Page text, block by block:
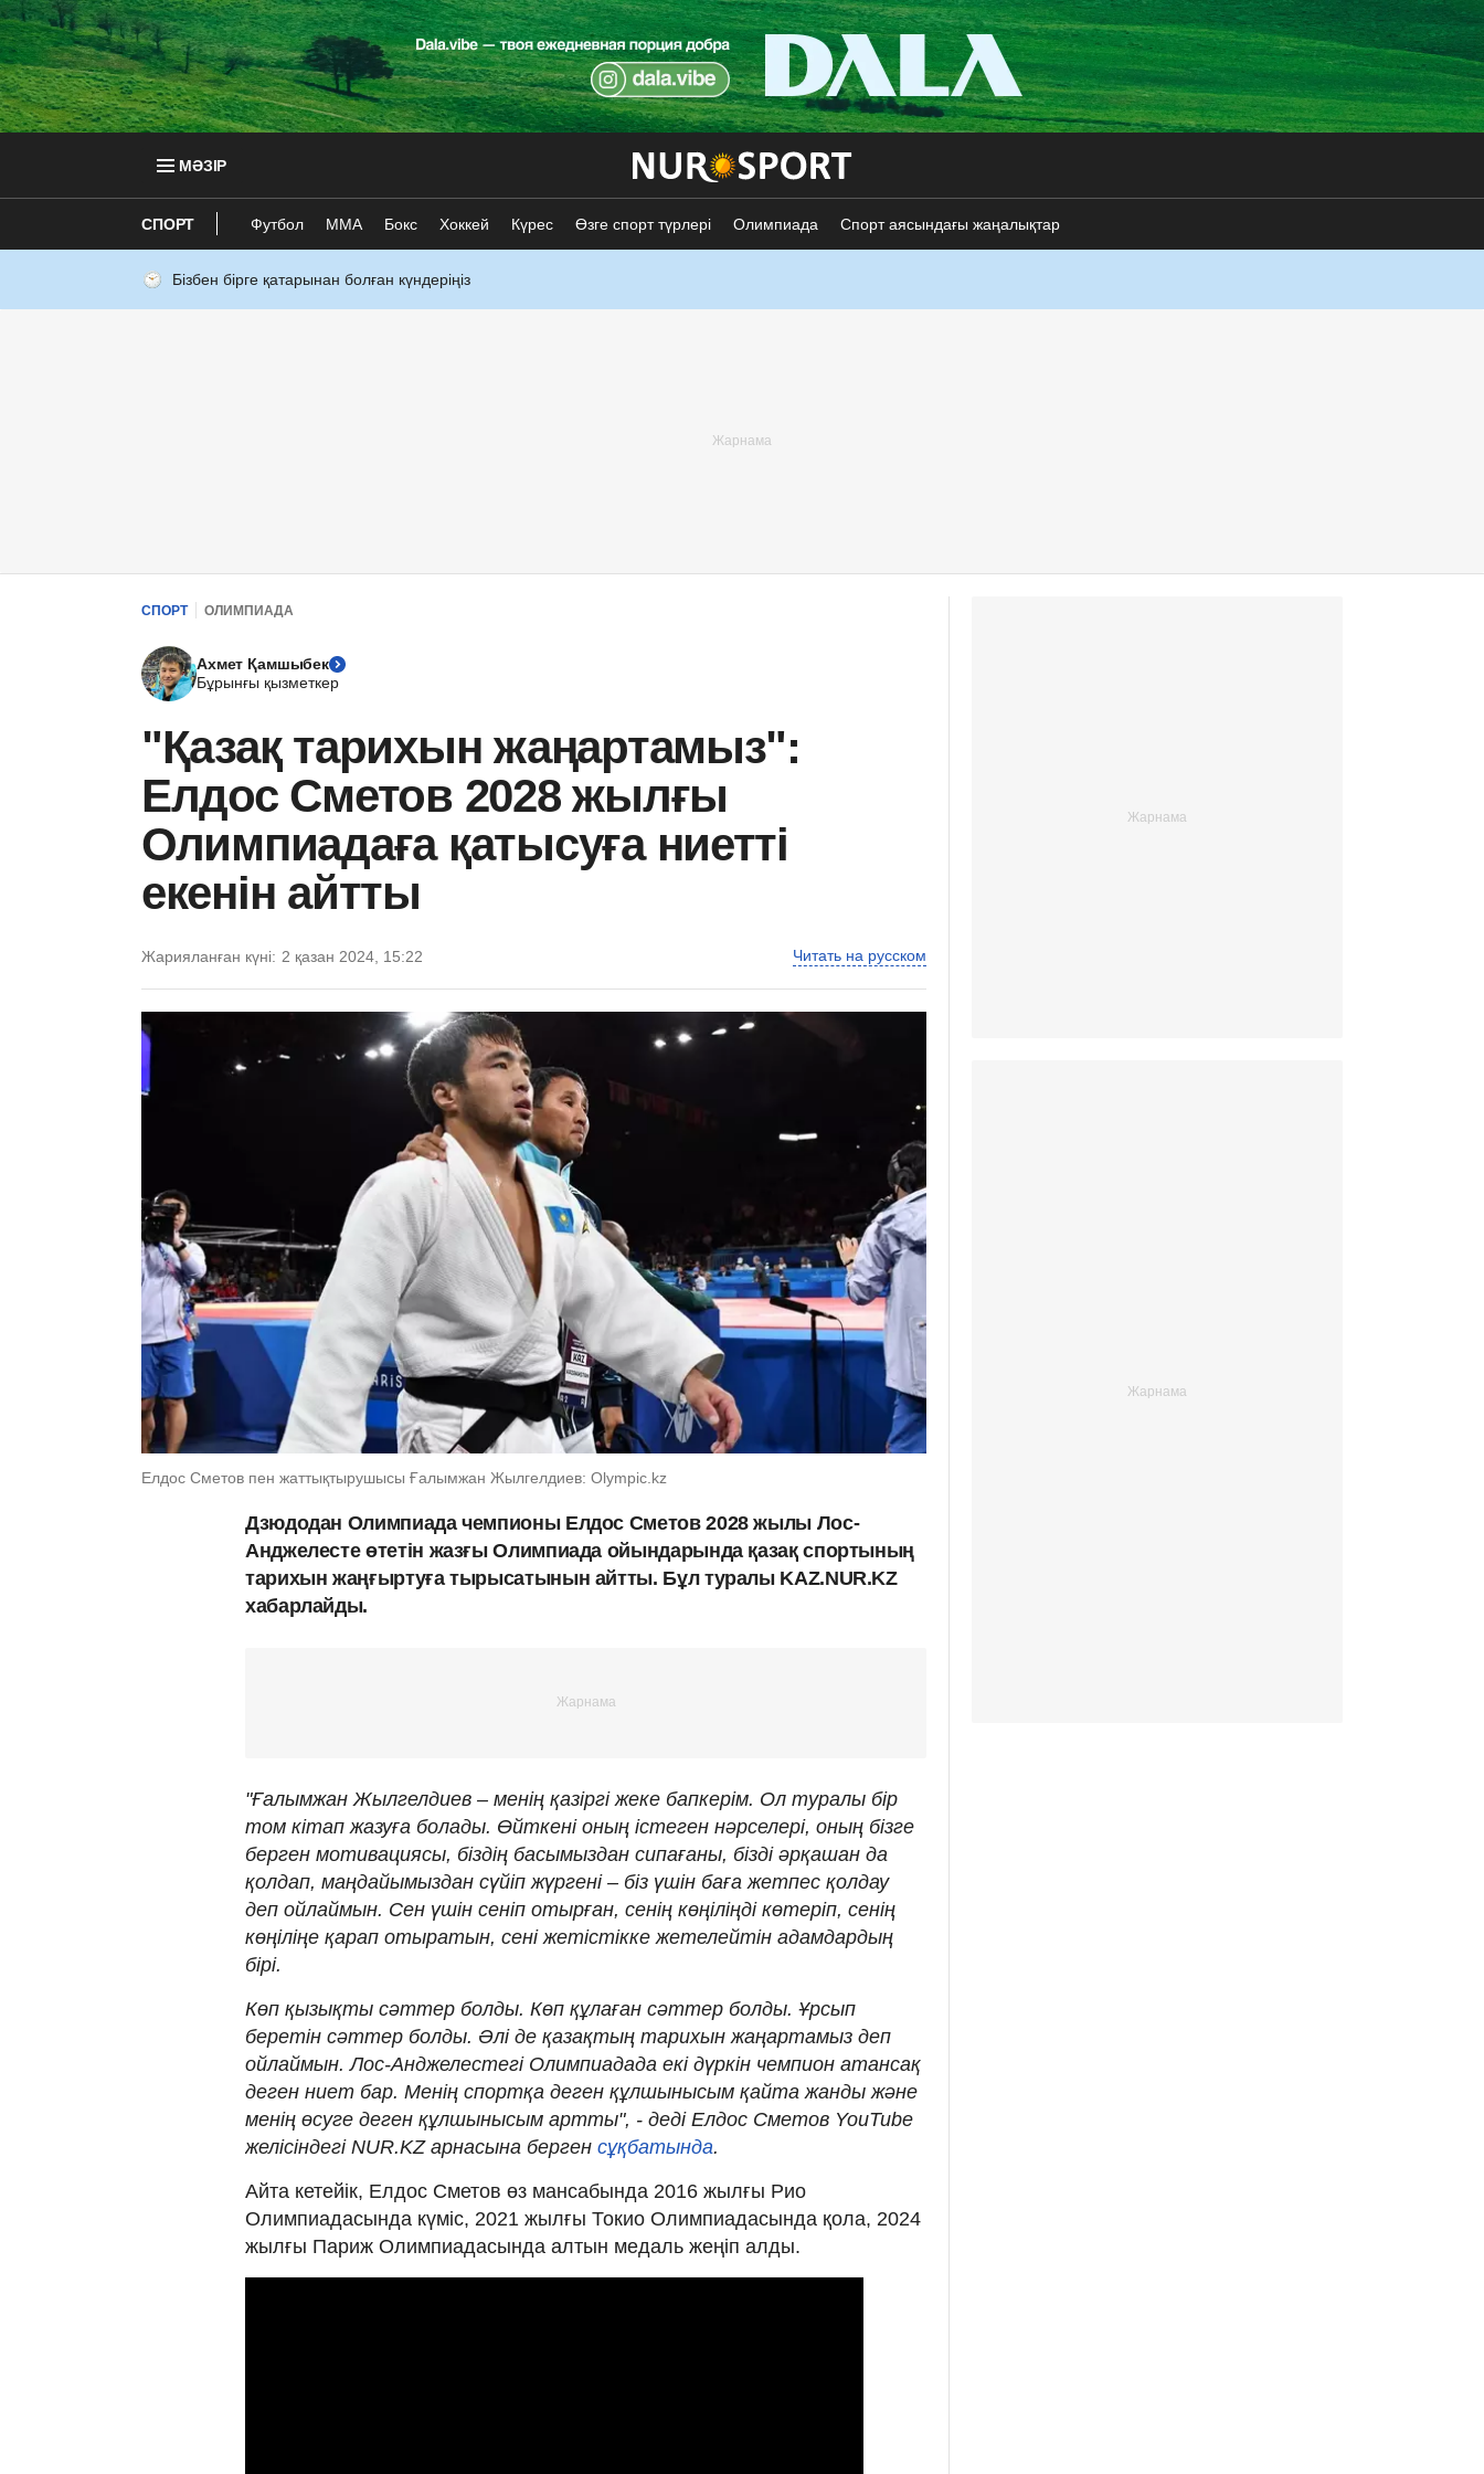
МӘЗІР
СПОРТ Футбол ММА Бокс Хоккей Күрес Өзге спорт түрлері Олимпиада Спорт аясындағы жаңалықтар
Бізбен бірге қатарынан болған күндеріңіз
СПОРТ ОЛИМПИАДА
Ахмет Қамшыбек
Бұрынғы қызметкер
"Қазақ тарихын жаңартамыз":
Елдос Сметов 2028 жылғы
Олимпиадаға қатысуға ниетті
екенін айтты
Жарияланған күні: 2 қазан 2024, 15:22 Читать на русском
Елдос Сметов пен жаттықтырушысы Ғалымжан Жылгелдиев: Olympic.kz
Дзюдодан Олимпиада чемпионы Елдос Сметов 2028 жылы Лос-
Анджелесте өтетін жазғы Олимпиада ойындарында қазақ спортының
тарихын жаңғыртуға тырысатынын айтты. Бұл туралы KAZ.NUR.KZ
хабарлайды.
"Ғалымжан Жылгелдиев – менің қазіргі жеке бапкерім. Ол туралы бір
том кітап жазуға болады. Өйткені оның істеген нәрселері, оның бізге
берген мотивациясы, біздің басымыздан сипағаны, бізді әрқашан да
қолдап, маңдайымыздан сүйіп жүргені – біз үшін баға жетпес қолдау
деп ойлаймын. Сен үшін сеніп отырған, сенің көңіліңді көтеріп, сенің
көңіліңе қарап отыратын, сені жетістікке жетелейтін адамдардың
бірі.
Көп қызықты сәттер болды. Көп құлаған сәттер болды. Ұрсып
беретін сәттер болды. Әлі де қазақтың тарихын жаңартамыз деп
ойлаймын. Лос-Анджелестегі Олимпиадада екі дүркін чемпион атансақ
деген ниет бар. Менің спортқа деген құлшынысым қайта жанды және
менің өсуге деген құлшынысым артты", - деді Елдос Сметов YouTube
желісіндегі NUR.KZ арнасына берген сұқбатында.
Айта кетейік, Елдос Сметов өз мансабында 2016 жылғы Рио
Олимпиадасында күміс, 2021 жылғы Токио Олимпиадасында қола, 2024
жылғы Париж Олимпиадасында алтын медаль жеңіп алды.